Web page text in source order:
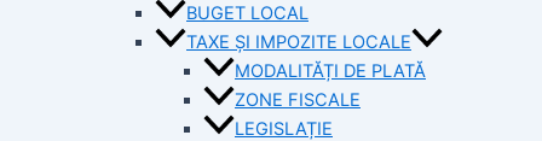
BUGET LOCAL
TAXE ȘI IMPOZITE LOCALE
MODALITĂȚI DE PLATĂ
ZONE FISCALE
LEGISLAȚIE